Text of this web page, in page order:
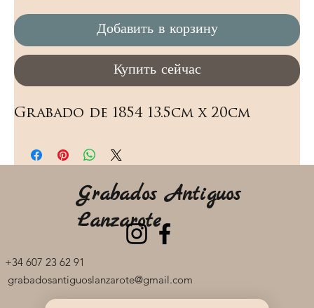
Добавить в корзину
Купить сейчас
Grabado de 1854 13.5cm x 20cm
+34 607 23 62 91
grabadosantiguoslanzarote@gmail.com
Grabados Antiguos
Lanzarote